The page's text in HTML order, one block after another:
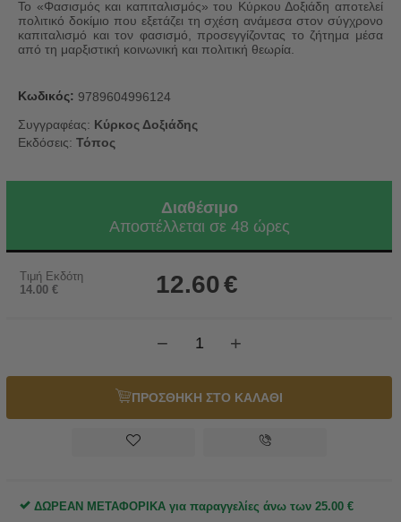
Το «Φασισμός και καπιταλισμός» του Κύρκου Δοξιάδη αποτελεί
πολιτικό δοκίμιο που εξετάζει τη σχέση ανάμεσα στον σύγχρονο
καπιταλισμό και τον φασισμό, προσεγγίζοντας το ζήτημα μέσα
από τη μαρξιστική κοινωνική και πολιτική θεωρία.
Κωδικός: 9789604996124
Συγγραφέας: Κύρκος Δοξιάδης
Εκδόσεις: Τόπος
Διαθέσιμο
Αποστέλλεται σε 48 ώρες
Τιμή Εκδότη
14.00 € 12.60€
+
−
ΠΡΟΣΘΗΚΗ ΣΤΟ ΚΑΛΑΘΙ
ΔΩΡΕΑΝ ΜΕΤΑΦΟΡΙΚΑ για παραγγελίες άνω των 25.00 €